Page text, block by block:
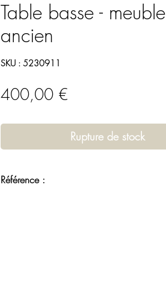
Table basse - meuble
ancien
SKU : 5230911
400,00 €
Rupture de stock
Référence :